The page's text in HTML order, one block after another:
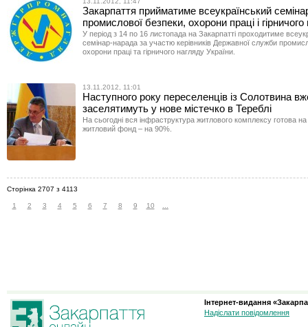
Закарпаття прийматиме всеукраїнський
промислової безпеки, охорони праці і
У період з 14 по 16 листопада на Закарпатті проходитиме
семінар-нарада за участю керівників Державної служби
охорони праці та гірничого нагляду України.
13.11.2012, 11:01
Наступного року переселенців із Солотвина
заселятимуть у нове містечко в Тереблі
На сьогодні вся інфраструктура житлового комплексу готова
житловий фонд – на 90%.
Сторінка 2707 з 4113
1 2 3 4 5 6 7 8 9 10
Інтернет-видання
Надіслати повідомлення